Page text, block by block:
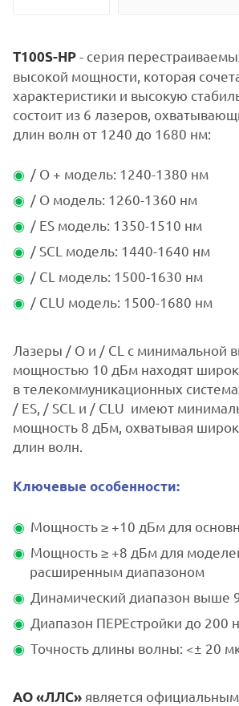
T100S-HP- серия
высокой мощности, которая
характеристики и высокую
состоит из 6 лазеров,
длин волн от 1240 до 1680 нм:
/ O + модель: 1240-1380 нм
/ O модель: 1260-1360 нм
/ ES модель: 1350-1510 нм
/ SCL модель: 1440-1640 нм
/ CL модель: 1500-1630 нм
/ CLU модель: 1500-1680 нм
Лазеры / O и / CL с минимальной
мощностью 10 дБм находят
в телекоммуникационных
/ ES, / SCL и / CLU имеют
мощность 8 дБм, охватывая
длин волн.
Ключевые особенности:
Мощность ≥ +10 дБм для
Мощность ≥ +8 дБм для
расширенным диапазоном
Динамический диапазон выше
Диапазон ПЕРЕстройки до 200
Точность длины волны: <± 20
АО «ЛЛС» является официальным